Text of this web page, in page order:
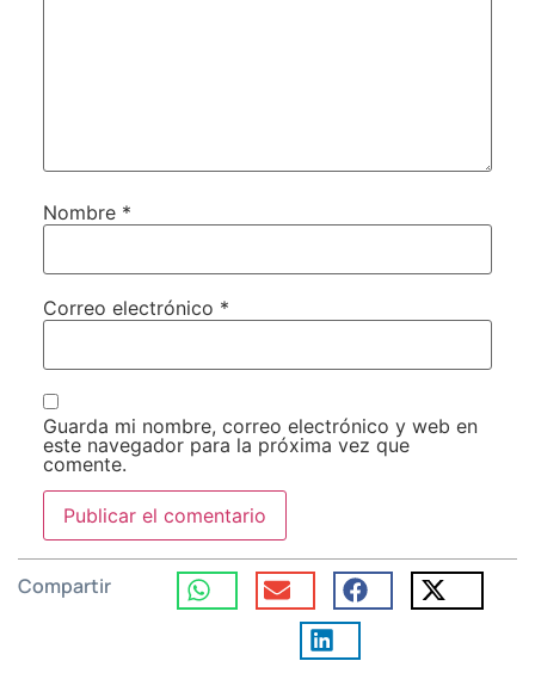
Nombre *
Correo electrónico *
Guarda mi nombre, correo electrónico y web en
este navegador para la próxima vez que
comente.
Compartir